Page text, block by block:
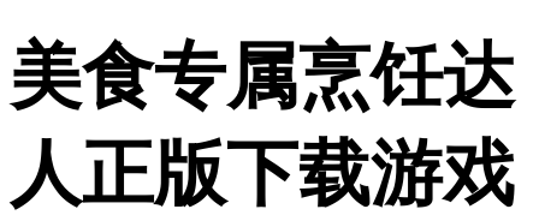
美食专属烹饪达
人正版下载游戏